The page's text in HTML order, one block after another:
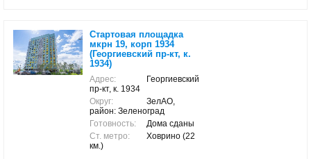
Стартовая площадка
мкрн 19, корп 1934
(Георгиевский пр-кт, к.
1934)
Адрес:
Георгиевский
пр-кт, к. 1934
Округ:
ЗелАО,
район: Зеленоград
Готовность:
Дома сданы
Ст. метро:
Ховрино (22
км.)